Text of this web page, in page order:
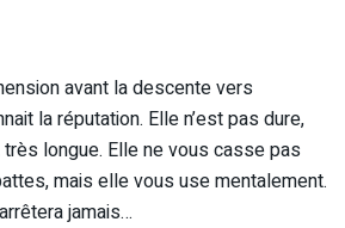
avant la descente vers
la réputation. Elle n’est pas dure,
longue. Elle ne vous casse pas
mais elle vous use mentalement.
jamais…